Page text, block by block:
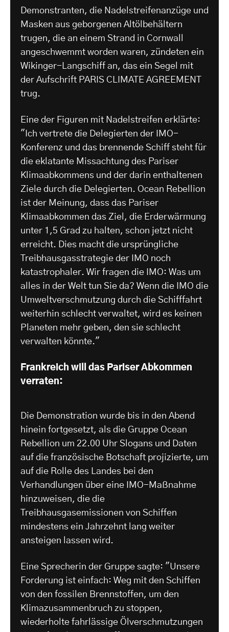
Demonstranten, die Nadelstreifenanzüge und
Masken aus geborgenen Altölbehältern
trugen, die an einem Strand in Cornwall
angeschwemmt worden waren, zündeten ein
Wikinger-Langschiff an, das ein Segel mit
der Aufschrift PARIS CLIMATE AGREEMENT
trug.
Eine der Figuren mit Nadelstreifen erklärte:
"Ich vertrete die Delegierten der IMO-
Konferenz und das brennende Schiff steht für
die eklatante Missachtung des Pariser
Klimaabkommens und der darin enthaltenen
Ziele durch die Delegierten. Ocean Rebellion
ist der Meinung, dass das Pariser
Klimaabkommen das Ziel, die Erderwärmung
unter 1,5 Grad zu halten, schon jetzt nicht
erreicht. Dies macht die ursprüngliche
Treibhausgasstrategie der IMO noch
katastrophaler. Wir fragen die IMO: Was um
alles in der Welt tun Sie da? Wenn die IMO die
Umweltverschmutzung durch die Schifffahrt
weiterhin schlecht verwaltet, wird es keinen
Planeten mehr geben, den sie schlecht
verwalten könnte."
Frankreich will das Pariser Abkommen
verraten:
Die Demonstration wurde bis in den Abend
hinein fortgesetzt, als die Gruppe Ocean
Rebellion um 22.00 Uhr Slogans und Daten
auf die französische Botschaft projizierte, um
auf die Rolle des Landes bei den
Verhandlungen über eine IMO-Maßnahme
hinzuweisen, die die
Treibhausgasemissionen von Schiffen
mindestens ein Jahrzehnt lang weiter
ansteigen lassen wird.
Eine Sprecherin der Gruppe sagte: "Unsere
Forderung ist einfach: Weg mit den Schiffen
von den fossilen Brennstoffen, um den
Klimazusammenbruch zu stoppen,
wiederholte fahrlässige Ölverschmutzungen